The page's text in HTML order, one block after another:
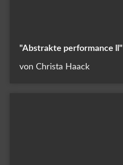
"Abstrakte performance ll"
von Christa Haack